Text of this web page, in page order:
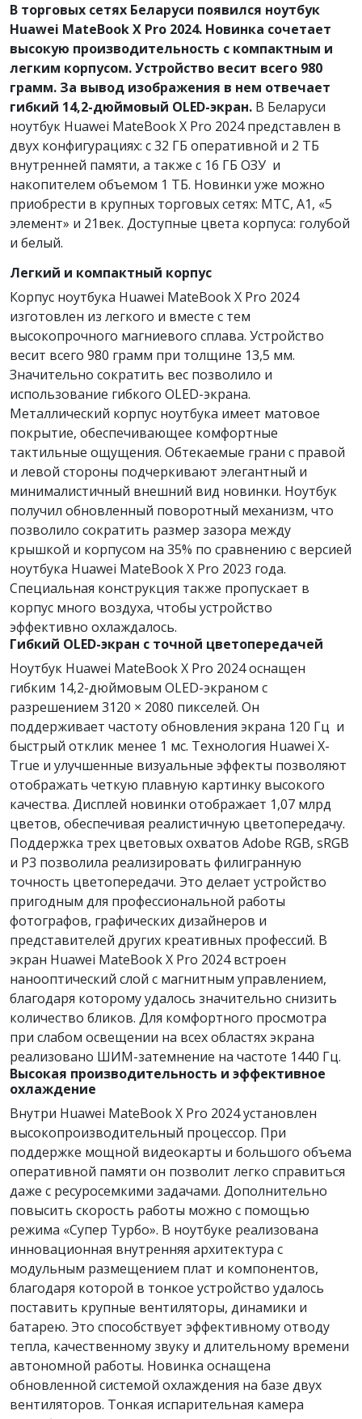
В торговых сетях Беларуси появился ноутбук
Huawei MateBook X Pro 2024. Новинка сочетает
высокую производительность с компактным и
легким корпусом. Устройство весит всего 980
грамм. За вывод изображения в нем отвечает
гибкий 14,2-дюймовый OLED-экран. В Беларуси
ноутбук Huawei MateBook X Pro 2024 представлен в
двух конфигурациях: с 32 ГБ оперативной и 2 ТБ
внутренней памяти, а также с 16 ГБ ОЗУ и
накопителем объемом 1 ТБ. Новинки уже можно
приобрести в крупных торговых сетях: МТС, А1, «5
элемент» и 21век. Доступные цвета корпуса: голубой
и белый.
Легкий и компактный корпус
Корпус ноутбука Huawei MateBook X Pro 2024
изготовлен из легкого и вместе с тем
высокопрочного магниевого сплава. Устройство
весит всего 980 грамм при толщине 13,5 мм.
Значительно сократить вес позволило и
использование гибкого OLED-экрана.
Металлический корпус ноутбука имеет матовое
покрытие, обеспечивающее комфортные
тактильные ощущения. Обтекаемые грани с правой
и левой стороны подчеркивают элегантный и
минималистичный внешний вид новинки. Ноутбук
получил обновленный поворотный механизм, что
позволило сократить размер зазора между
крышкой и корпусом на 35% по сравнению с версией
ноутбука Huawei MateBook X Pro 2023 года.
Специальная конструкция также пропускает в
корпус много воздуха, чтобы устройство
эффективно охлаждалось.
Гибкий OLED-экран с точной цветопередачей
Ноутбук Huawei MateBook X Pro 2024 оснащен
гибким 14,2-дюймовым OLED-экраном с
разрешением 3120 × 2080 пикселей. Он
поддерживает частоту обновления экрана 120 Гц и
быстрый отклик менее 1 мс. Технология Huawei X-
True и улучшенные визуальные эффекты позволяют
отображать четкую плавную картинку высокого
качества. Дисплей новинки отображает 1,07 млрд
цветов, обеспечивая реалистичную цветопередачу.
Поддержка трех цветовых охватов Adobe RGB, sRGB
и P3 позволила реализировать филигранную
точность цветопередачи. Это делает устройство
пригодным для профессиональной работы
фотографов, графических дизайнеров и
представителей других креативных профессий. В
экран Huawei MateBook X Pro 2024 встроен
нанооптический слой с магнитным управлением,
благодаря которому удалось значительно снизить
количество бликов. Для комфортного просмотра
при слабом освещении на всех областях экрана
реализовано ШИМ-затемнение на частоте 1440 Гц.
Высокая производительность и эффективное
охлаждение
Внутри Huawei MateBook X Pro 2024 установлен
высокопроизводительный процессор. При
поддержке мощной видеокарты и большого объема
оперативной памяти он позволит легко справиться
даже с ресуросемкими задачами. Дополнительно
повысить скорость работы можно с помощью
режима «Супер Турбо». В ноутбуке реализована
инновационная внутренняя архитектура с
модульным размещением плат и компонентов,
благодаря которой в тонкое устройство удалось
поставить крупные вентиляторы, динамики и
батарею. Это способствует эффективному отводу
тепла, качественному звуку и длительному времени
автономной работы. Новинка оснащена
обновленной системой охлаждения на базе двух
вентиляторов. Тонкая испарительная камера